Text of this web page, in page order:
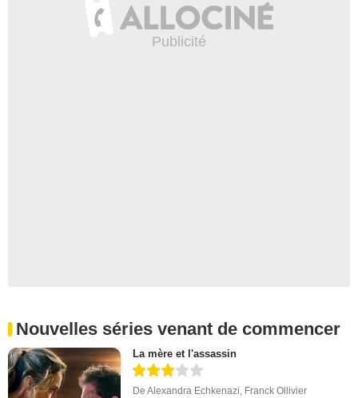
Nouvelles séries venant de commencer
La mère et l'assassin
DeAlexandra Echkenazi, Franck Ollivier